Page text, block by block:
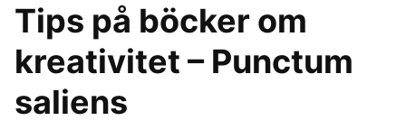
Tips på böcker om
kreativitet – Punctum
saliens